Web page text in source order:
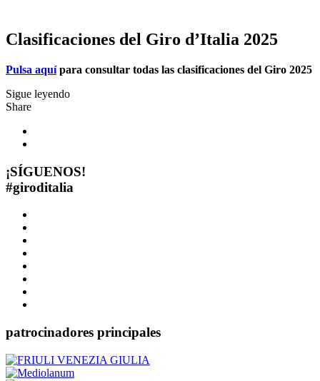
Clasificaciones del Giro d’Italia 2025
Pulsa aquípara consultar todas las clasificaciones del Giro 2025
Sigue leyendo
Share
¡SÍGUENOS!
#giroditalia
patrocinadores principales